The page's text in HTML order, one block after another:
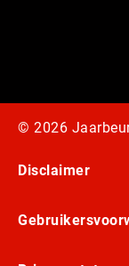
© 2026
Disclaimer